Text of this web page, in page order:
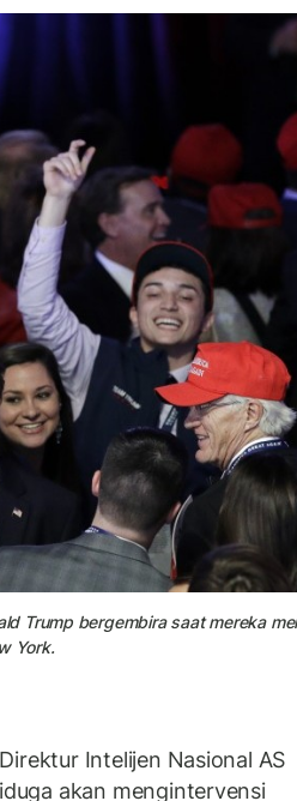
Trump bergembira saat mereka
York.
Intelijen Nasional AS
akan mengintervensi